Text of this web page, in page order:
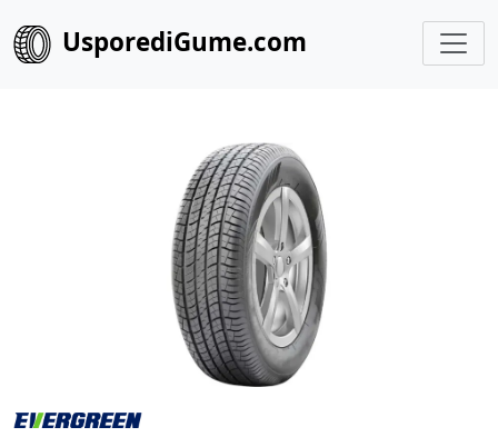
UsporediGume.com